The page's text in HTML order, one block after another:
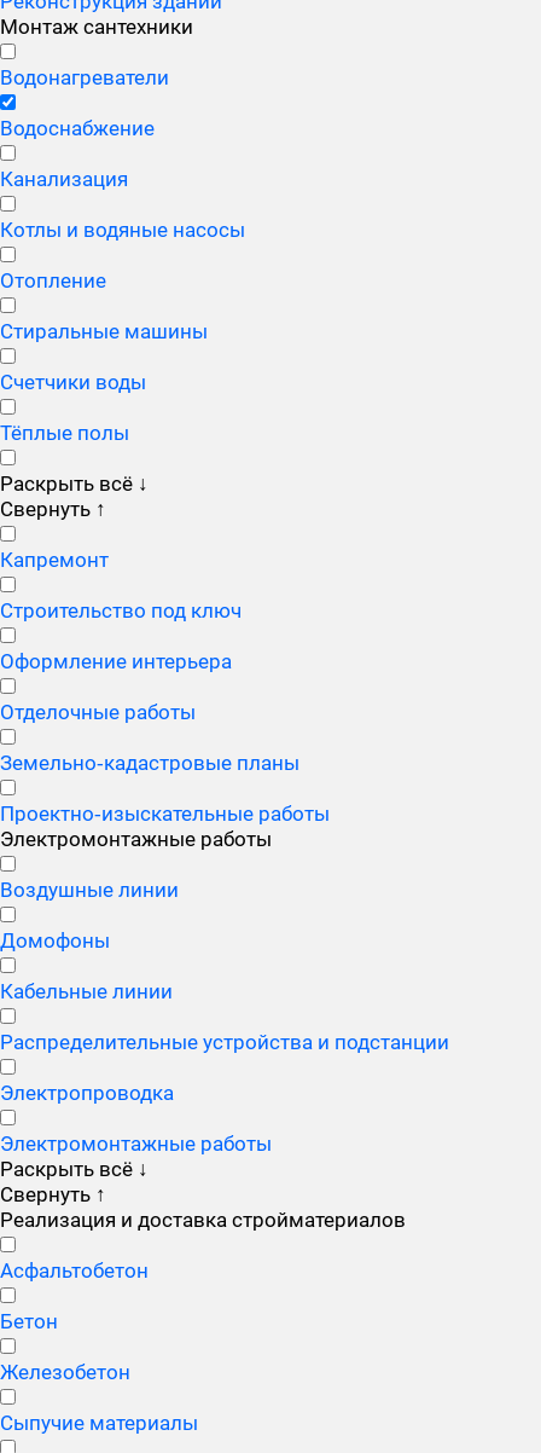
Монтаж сантехники
Водонагреватели
Водоснабжение
Канализация
Котлы и водяные насосы
Отопление
Стиральные машины
Счетчики воды
Тёплые полы
Раскрыть всё ↓
Свернуть ↑
Капремонт
Строительство под ключ
Оформление интерьера
Отделочные работы
Земельно‑кадастровые планы
Проектно‑изыскательные работы
Электромонтажные работы
Воздушные линии
Домофоны
Кабельные линии
Распределительные устройства и подстанции
Электропроводка
Электромонтажные работы
Раскрыть всё ↓
Свернуть ↑
Реализация и доставка стройматериалов
Асфальтобетон
Бетон
Железобетон
Сыпучие материалы